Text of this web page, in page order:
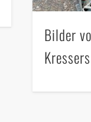
Bilder